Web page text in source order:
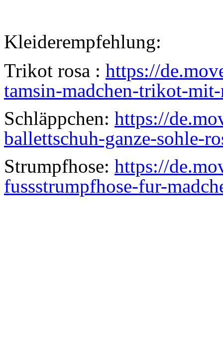
Kleiderempfehlung:
Trikot rosa : https://
tamsin-madchen-trikot-
Schläppchen: https://
ballettschuh-ganze-sohle-
Strumpfhose: https://
fussstrumpfhose-fur-